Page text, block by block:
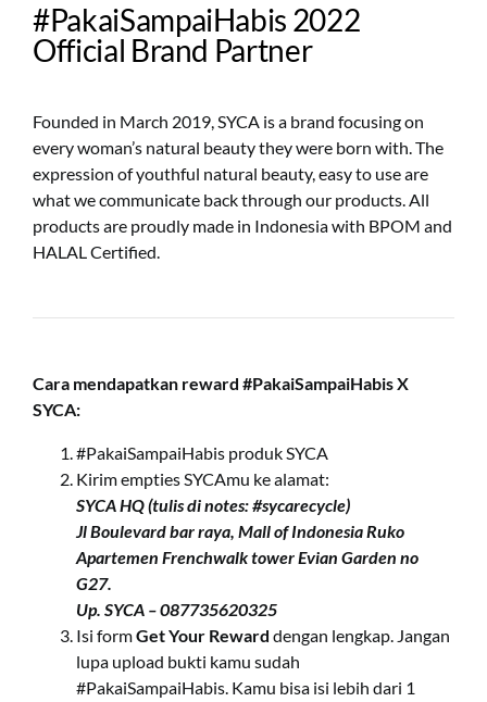
#PakaiSampaiHabis 2022
Official Brand Partner
Founded in March 2019, SYCA is a brand focusing on
every woman’s natural beauty they were born with. The
expression of youthful natural beauty, easy to use are
what we communicate back through our products. All
products are proudly made in Indonesia with BPOM and
HALAL Certified.
Cara mendapatkan reward #PakaiSampaiHabis X
SYCA:
#PakaiSampaiHabis produk SYCA
Kirim empties SYCAmu ke alamat:
SYCA HQ (tulis di notes: #sycarecycle)
Jl Boulevard bar raya, Mall of Indonesia Ruko
Apartemen Frenchwalk tower Evian Garden no
G27.
Up. SYCA – 087735620325
Isi formGet Your Reward dengan lengkap. Jangan
lupa upload bukti kamu sudah
#PakaiSampaiHabis. Kamu bisa isi lebih dari 1